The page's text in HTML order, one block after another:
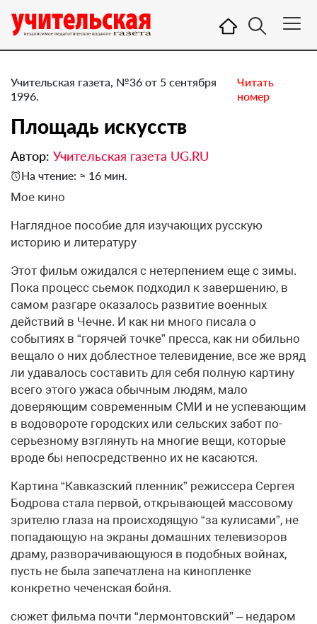
Учительская газета, №36 от 5 сентября
1996.
Читать
номер
Площадь искусств
Автор: Учительская газета UG.RU
На чтение: ≈ 16 мин.
Мое кино
Наглядное пособие для изучающих русскую
историю и литературу
Этот фильм ожидался с нетерпением еще с зимы.
Пока процесс сьемок подходил к завершению, в
самом разгаре оказалось развитие военных
действий в Чечне. И как ни много писала о
событиях в “горячей точке” пресса, как ни обильно
вещало о них доблестное телевидение, все же вряд
ли удавалось составить для себя полную картину
всего этого ужаса обычным людям, мало
доверяющим современным СМИ и не успевающим
в водовороте городских или сельских забот по-
серьезному взглянуть на многие вещи, которые
вроде бы непосредственно их не касаются.
Картина “Кавказский пленник” режиссера Сергея
Бодрова стала первой, открывающей массовому
зрителю глаза на происходящую “за кулисами”, не
попадающую на экраны домашних телевизоров
драму, разворачивающуюся в подобных войнах,
пусть не была запечатлена на кинопленке
конкретно чеченская бойня.
сюжет фильма почти “лермонтовский” – недаром